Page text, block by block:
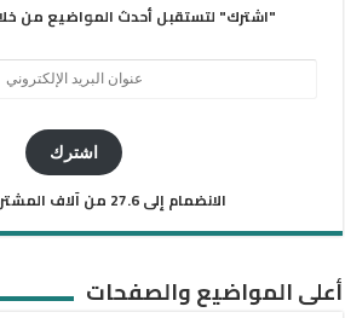
"اشترك" لتستقبل أحدث المواضيع من خلال
اشترك
الانضمام إلى 27.6 من آلاف المشتركين الآخرين
أعلى المواضيع والصفحات